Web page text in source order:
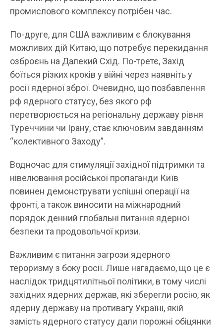
промислового комплексу потрібен час.
По-друге, для США важливим є блокування
можливих дій Китаю, що потребує перекидання
озброєнь на Далекий Схід. По-третє, Захід
боїться різких кроків у війні через наявніть у
росії ядерної зброї. Очевидно, що позбавлення
рф ядерного статусу, без якого рф
перетворюється на регіональну державу рівня
Туреччини чи Ірану, стає ключовим завданням
“колективного Заходу”.
Водночас для стимуляції західної підтримки та
нівелювання російської пропаганди Київ
повинен демонструвати успішні операції на
фронті, а також виносити на міжнародний
порядок денний глобальні питання ядерної
безпеки та продовольчої кризи.
Важливим є питання загрози ядерного
тероризму з боку росії. Лише нагадаємо, що це є
наслідок тридцятилітньої політики, в тому числі
західних ядерних держав, які зберегли росію, як
ядерну державу на противагу Україні, якій
замість ядерного статусу дали порожні обіцянки